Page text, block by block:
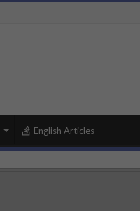
English Articles